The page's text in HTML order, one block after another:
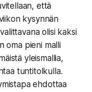
että
kysynnän
olisi kaksi
oma pieni malli
yleismallia,
tuntitolkulla.
ehdottaa